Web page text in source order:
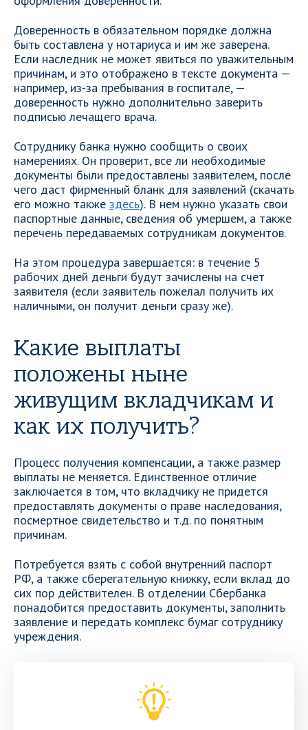
Доверенность в обязательном порядке должна
быть составлена у нотариуса и им же заверена.
Если наследник не может явиться по уважительным
причинам, и это отображено в тексте документа —
например, из-за пребывания в госпитале, —
доверенность нужно дополнительно заверить
подписью лечащего врача.
Сотруднику банка нужно сообщить о своих
намерениях. Он проверит, все ли необходимые
документы были предоставлены заявителем, после
чего даст фирменный бланк для заявлений (скачать
его можно также здесь). В нем нужно указать свои
паспортные данные, сведения об умершем, а также
перечень передаваемых сотрудникам документов.
На этом процедура завершается: в течение 5
рабочих дней деньги будут зачислены на счет
заявителя (если заявитель пожелал получить их
наличными, он получит деньги сразу же).
Какие выплаты
положены ныне
живущим вкладчикам и
как их получить?
Процесс получения компенсации, а также размер
выплаты не меняется. Единственное отличие
заключается в том, что вкладчику не придется
предоставлять документы о праве наследования,
посмертное свидетельство и т.д. по понятным
причинам.
Потребуется взять с собой внутренний паспорт
РФ, а также сберегательную книжку, если вклад до
сих пор действителен. В отделении Сбербанка
понадобится предоставить документы, заполнить
заявление и передать комплекс бумаг сотруднику
учреждения.